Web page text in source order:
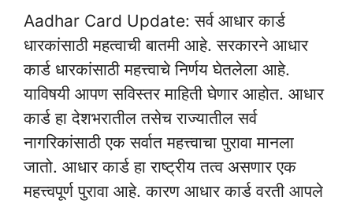
Aadhar Card Update: सर्व आधार कार्ड
धारकांसाठी महत्वाची बातमी आहे. सरकारने आधार
कार्ड धारकांसाठी महत्त्वाचे निर्णय घेतलेला आहे.
याविषयी आपण सविस्तर माहिती घेणार आहोत. आधार
कार्ड हा देशभरातील तसेच राज्यातील सर्व
नागरिकांसाठी एक सर्वात महत्त्वाचा पुरावा मानला
जातो. आधार कार्ड हा राष्ट्रीय तत्व असणार एक
महत्त्वपूर्ण पुरावा आहे. कारण आधार कार्ड वरती आपले